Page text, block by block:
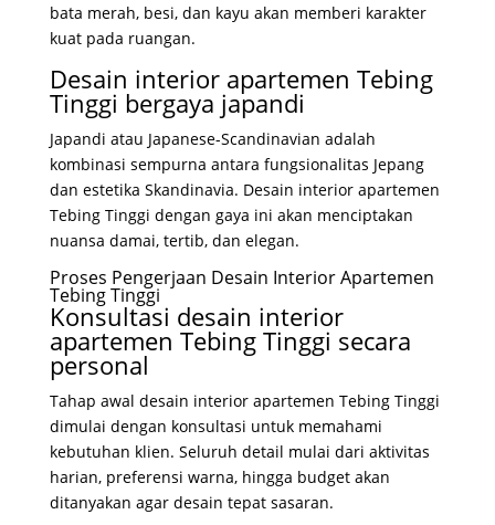
bata merah, besi, dan kayu akan memberi karakter
kuat pada ruangan.
Desain interior apartemen Tebing
Tinggi bergaya japandi
Japandi atau Japanese-Scandinavian adalah
kombinasi sempurna antara fungsionalitas Jepang
dan estetika Skandinavia. Desain interior apartemen
Tebing Tinggi dengan gaya ini akan menciptakan
nuansa damai, tertib, dan elegan.
Proses Pengerjaan Desain Interior Apartemen
Tebing Tinggi
Konsultasi desain interior
apartemen Tebing Tinggi secara
personal
Tahap awal desain interior apartemen Tebing Tinggi
dimulai dengan konsultasi untuk memahami
kebutuhan klien. Seluruh detail mulai dari aktivitas
harian, preferensi warna, hingga budget akan
ditanyakan agar desain tepat sasaran.